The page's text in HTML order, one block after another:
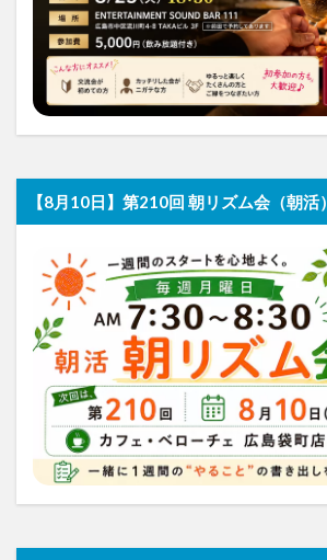
【8月10日】第210回 朝リズム会（朝活）